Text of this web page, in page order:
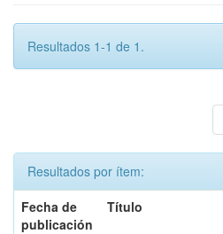
Resultados 1-1 de 1.
Resultados por ítem:
Fecha de
publicación
Título